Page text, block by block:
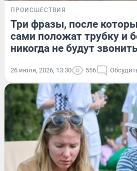
ПРОИСШЕСТВИЯ
Три фразы, после
сами положат трубку и
никогда не будут
26 июля, 2026, 13:30 556